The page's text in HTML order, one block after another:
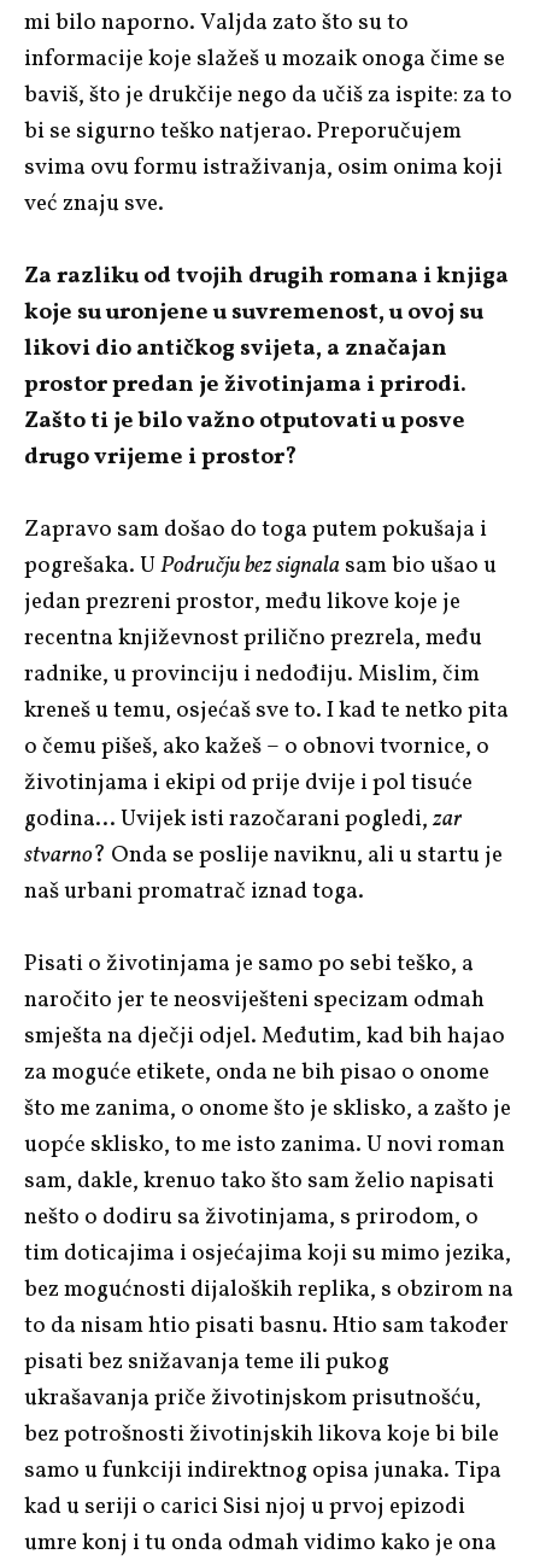
mi bilo naporno. Valjda zato što su to
informacije koje slažeš u mozaik onoga čime se
baviš, što je drukčije nego da učiš za ispite: za to
bi se sigurno teško natjerao. Preporučujem
svima ovu formu istraživanja, osim onima koji
već znaju sve.
Za razliku od tvojih drugih romana i knjiga
koje su uronjene u suvremenost, u ovoj su
likovi dio antičkog svijeta, a značajan
prostor predan je životinjama i prirodi.
Zašto ti je bilo važno otputovati u posve
drugo vrijeme i prostor?
Zapravo sam došao do toga putem pokušaja i
pogrešaka. UPodručju bez signalasam bio ušao u
jedan prezreni prostor, među likove koje je
recentna književnost prilično prezrela, među
radnike, u provinciju i nedođiju. Mislim, čim
kreneš u temu, osjećaš sve to. I kad te netko pita
o čemu pišeš, ako kažeš – o obnovi tvornice, o
životinjama i ekipi od prije dvije i pol tisuće
godina… Uvijek isti razočarani pogledi,zar
stvarno? Onda se poslije naviknu, ali u startu je
naš urbani promatrač iznad toga.
Pisati o životinjama je samo po sebi teško, a
naročito jer te neosviješteni specizam odmah
smješta na dječji odjel. Međutim, kad bih hajao
za moguće etikete, onda ne bih pisao o onome
što me zanima, o onome što je sklisko, a zašto je
uopće sklisko, to me isto zanima. U novi roman
sam, dakle, krenuo tako što sam želio napisati
nešto o dodiru sa životinjama, s prirodom, o
tim doticajima i osjećajima koji su mimo jezika,
bez mogućnosti dijaloških replika, s obzirom na
to da nisam htio pisati basnu. Htio sam također
pisati bez snižavanja teme ili pukog
ukrašavanja priče životinjskom prisutnošću,
bez potrošnosti životinjskih likova koje bi bile
samo u funkciji indirektnog opisa junaka. Tipa
kad u seriji o carici Sisi njoj u prvoj epizodi
umre konj i tu onda odmah vidimo kako je ona